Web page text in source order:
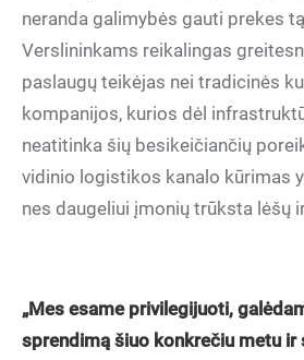
neranda galimybės gauti prekes
Verslininkams reikalingas
paslaugų teikėjas nei tradicinės
kompanijos, kurios dėl
neatitinka šių besikeičiančių
vidinio logistikos kanalo kūrimas
nes daugeliui įmonių trūksta lėšų
„Mes esame privilegijuoti,
sprendimą šiuo konkrečiu metu